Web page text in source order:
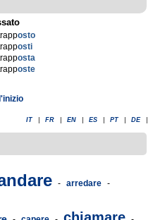
osto
osti
osta
oste
IT FR EN ES PT DE
- arredare -